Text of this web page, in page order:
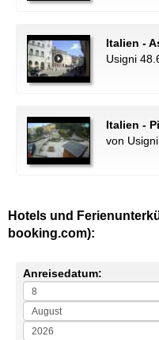
Italien -
Usigni
Italien -
von
Hotels und
booking.com):
Anreisedatum: